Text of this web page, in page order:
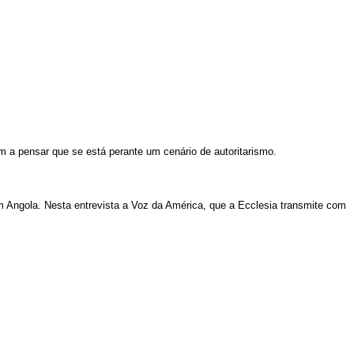
pensar que se está perante um cenário de autoritarismo.
Angola. Nesta entrevista a Voz da América, que a Ecclesia transmite com